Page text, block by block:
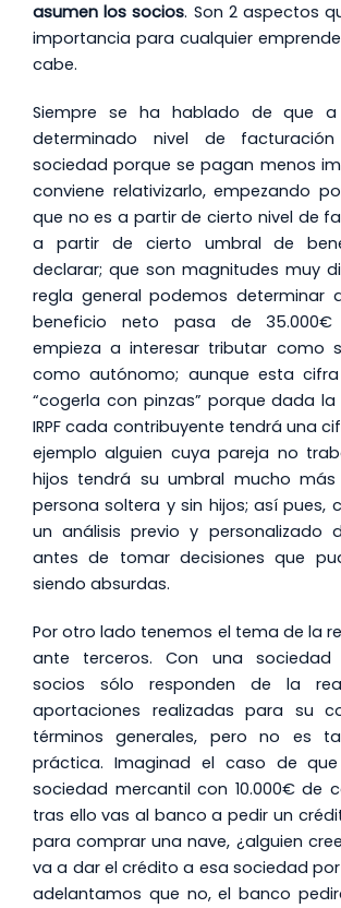
asumen los socios. Son 2 aspectos
importancia para cualquier
cabe.
Siempre se ha hablado de que
determinado nivel de
sociedad porque se pagan menos
conviene relativizarlo, empezando
que no es a partir de cierto nivel de
a partir de cierto umbral de
declarar; que son magnitudes muy
regla general podemos determinar
beneficio neto pasa de 35.000€
empieza a interesar tributar como
como autónomo; aunque esta
“cogerla con pinzas” porque dada
IRPF cada contribuyente tendrá una
ejemplo alguien cuya pareja no
hijos tendrá su umbral mucho
persona soltera y sin hijos; así pues,
un análisis previo y personalizado
antes de tomar decisiones que
siendo absurdas.
Por otro lado tenemos el tema de la
ante terceros. Con una sociedad
socios sólo responden de la
aportaciones realizadas para su
términos generales, pero no es
práctica. Imaginad el caso de
sociedad mercantil con 10.000€ de
tras ello vas al banco a pedir un
para comprar una nave, ¿alguien
va a dar el crédito a esa sociedad
adelantamos que no, el banco